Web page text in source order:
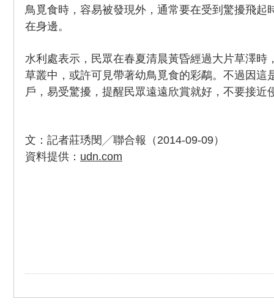
鳥覓食時，容易被發現外，通常要在受到驚擾飛起
在身邊。
水利處表示，民眾在春夏清晨黃昏經過大片草澤時
草叢中，或許可見帶著幼鳥覓食的彩鷸。不過因這
戶，易受驚擾，提醒民眾遠遠欣賞就好，不要接近
文：記者莊琇閔╱聯合報（2014-09-09）
資料提供： udn.com